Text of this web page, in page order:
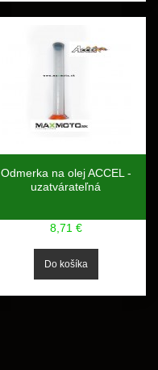
Odmerka na olej ACCEL -
uzatvárateľná
8,71 €